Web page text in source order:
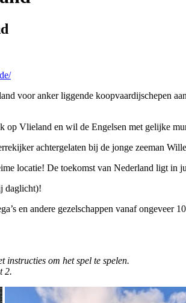
voor anker liggende koopvaardijschepen
Vlieland en wil de Engelsen met gelijke
achtergelaten bij de jonge zeeman
locatie! De toekomst van Nederland ligt in
daglicht)!
en andere gezelschappen vanaf
instructies om het spel te spelen.
2.